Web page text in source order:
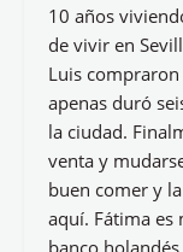
10 años
de vivir en
Luis
apenas duró
la ciudad.
venta y
buen comer y
aquí. Fátima es
banco